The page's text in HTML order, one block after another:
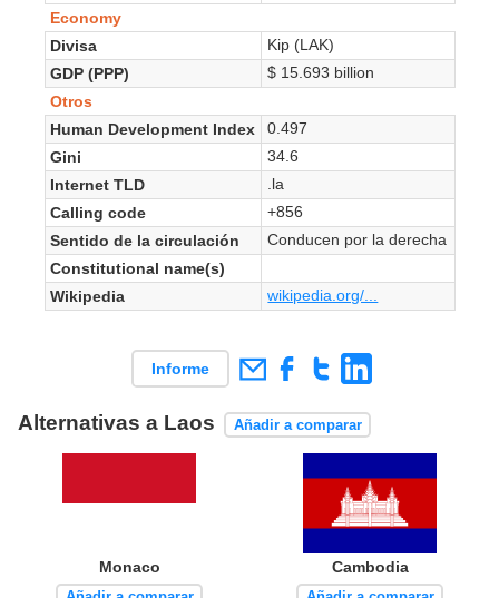
Economy
Divisa
Kip (LAK)
GDP (PPP)
$ 15.693 billion
Otros
Human Development Index
0.497
Gini
34.6
Internet TLD
.la
Calling code
+856
Sentido de la circulación
Conducen por la derecha
Constitutional name(s)
Wikipedia
wikipedia.org/...
Informe
Alternativas a Laos Añadir a comparar
Monaco Cambodia